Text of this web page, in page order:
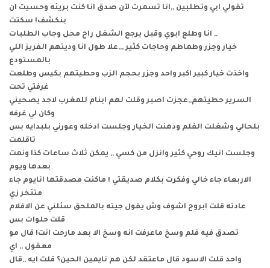
تقولي ابي وتطلبين ,,انا تسمرت لآن صدق انا كنت بريئه وحسيت ان
بنكشف! سكتت
انا وطلع ابوي وقبل يرجع الشغل راح محل وجاب الطلبات ,,
خيار وجزر وطماطم وحاجات كثير ,,,علا طول انا وديتهم الفريز اللي
بالمستودع
واخذت خيار كبير اكبر واحد وجزر بحجم الزب وحطيتهم بكيس وطلعت
غرفتي تحت
السرير حطيتهم,,عجزت اصبر وقلت لهم ابنام للمغرب لاحد يصحيني
وكان لي غرفه
بلحالي وشغلت الفلم ودهنت الخيار وجلست ادخله وعورني بلبدايه بس
تاقلمت
وجلست انيك روحي كثير وانزل من كسي ,, يمكن ثلاث ساعات كذا ونمت
بعدها ويوم
الاربعاء جاء خالي وفكرت بكلام صديقتي ! ماكنت مصدقتها انايوم جاء
متئخر زي
عادته قلت ابروح اشوف وش يقول جيته بالملحق سئلني عن الافلام
قلت حلوات بس
تصدق فيه فلم وسخ ماعرفت انه وسخ الا بعد مارحت انت! قال مو
معقول ,, اي
واحد قلت الاسود قال ماعتقد لكن هم نايمين الحين؟ قلت ايه ,,قال